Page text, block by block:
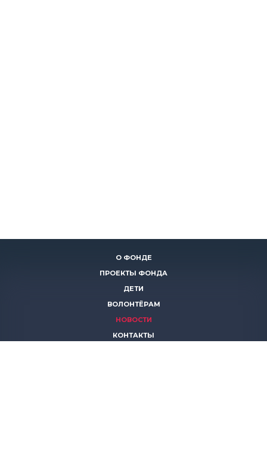
О ФОНДЕ
ПРОЕКТЫ ФОНДА
ДЕТИ
ВОЛОНТЁРАМ
НОВОСТИ
КОНТАКТЫ